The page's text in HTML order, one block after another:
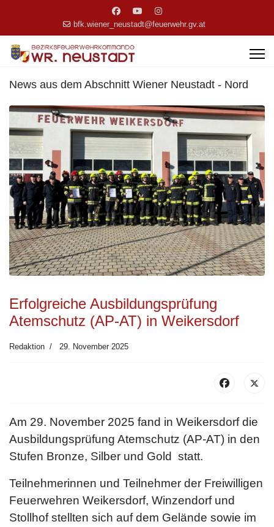
bfk.wiener_neustadt@feuerwehr.gv.at
News aus dem Abschnitt Wiener Neustadt - Nord
Erfolgreiche Ausbildungsprüfung
Atemschutz (AP-AT) in Weikersdorf
Redaktion 29. November 2025
Am 29. November 2025 fand in Weikersdorf die
Ausbildungsprüfung Atemschutz (AP-AT) in den
Stufen Bronze, Silber und Gold statt.
Teilnehmerinnen und Teilnehmer der Freiwilligen
Feuerwehren Weikersdorf, Winzendorf und
Stollhof stellten sich auf dem Gelände sowie im